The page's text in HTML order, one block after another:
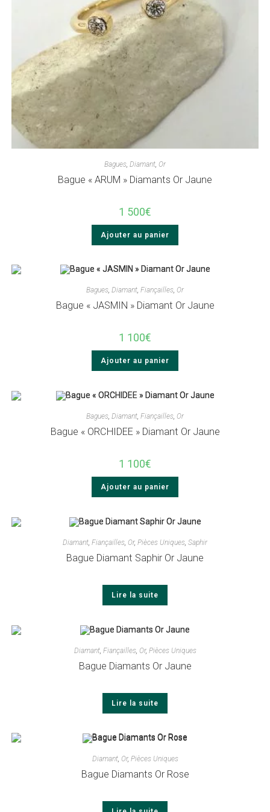
Bagues Diamant Or
Bague « ARUM » Diamants Or Jaune
1 500€
Ajouter au panier
Bagues, Diamant, Fiançailles, Or
Bague « JASMIN » Diamant Or Jaune
1 100€
Ajouter au panier
Bagues, Diamant, Fiançailles, Or
Bague « ORCHIDEE » Diamant Or Jaune
1 100€
Ajouter au panier
Diamant, Fiançailles, Or, Pièces Uniques, Saphir
Bague Diamant Saphir Or Jaune
Lire la suite
Diamant, Fiançailles, Or, Pièces Uniques
Bague Diamants Or Jaune
Lire la suite
Diamant, Or, Pièces Uniques
Bague Diamants Or Rose